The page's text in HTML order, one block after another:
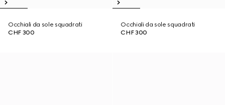
Occhiali da sole squadrati
CHF 300
Occhiali da sole squadrati
CHF 300